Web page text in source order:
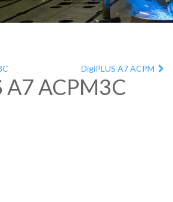
DigiPLUS A7 ACPM
A7 ACPM3C